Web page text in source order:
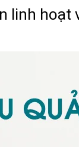
linh hoạt